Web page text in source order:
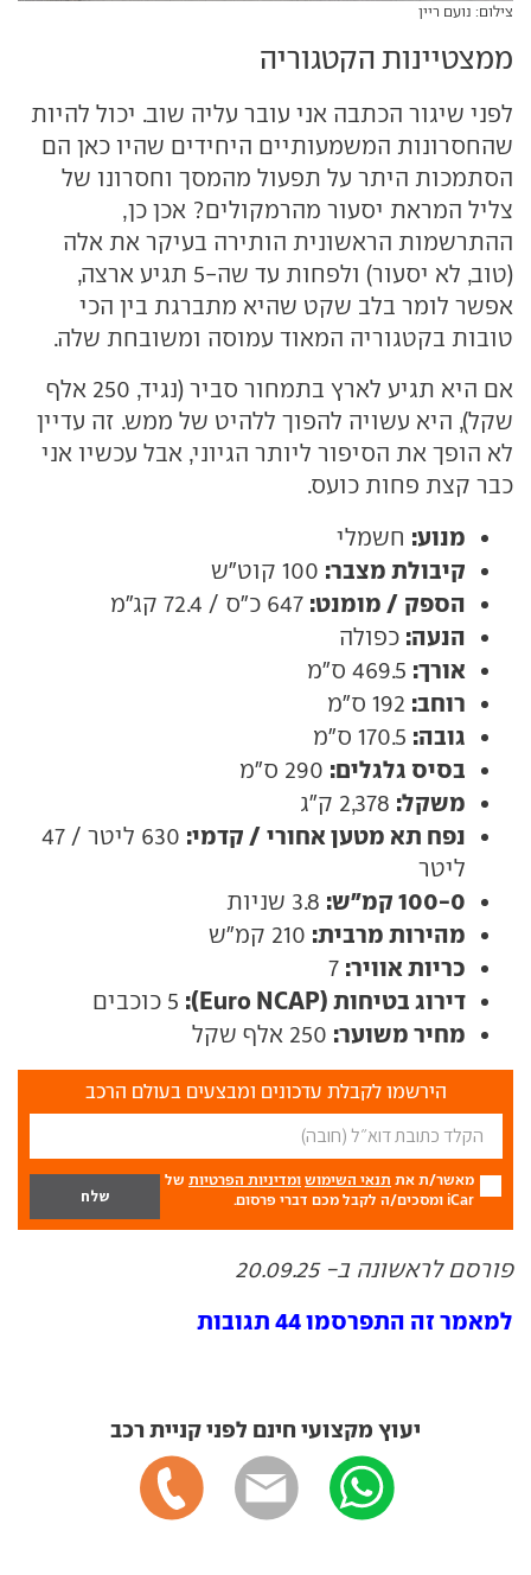
צילום: נועם ריין
ממצטיינות הקטגוריה
לפני שיגור הכתבה אני עובר עליה שוב. יכול להיות
שהחסרונות המשמעותיים היחידים שהיו כאן הם
הסתמכות היתר על תפעול מהמסך וחסרונו של
צליל המראת יסעור מהרמקולים? אכן כן,
ההתרשמות הראשונית הותירה בעיקר את אלה
(טוב, לא יסעור) ולפחות עד שה-5 תגיע ארצה,
אפשר לומר בלב שקט שהיא מתברגת בין הכי
טובות בקטגוריה המאוד עמוסה ומשובחת שלה.
אם היא תגיע לארץ בתמחור סביר (נגיד, 250 אלף
שקל), היא עשויה להפוך ללהיט של ממש. זה עדיין
לא הופך את הסיפור ליותר הגיוני, אבל עכשיו אני
כבר קצת פחות כועס.
מנוע: חשמלי
קיבולת מצבר:
הספק / מומנט:
הנעה: כפולה
אורך:
רוחב:
גובה:
בסיס גלגלים:
משקל:
נפח תא מטען אחורי / קדמי:
630 ליטר / 47
ליטר
100-0 קמ"ש:
מהירות מרבית:
כריות אוויר:
דירוג בטיחות (Euro NCAP):
מחיר משוער:
הירשמו לקבלת עדכונים ומבצעים בעולם הרכב
מאשר/ת את תנאי השימוש ומדיניות הפרטיות של
iCar ומסכים/ה לקבל מכם דברי פרסום.
פורסם לראשונה ב- 20.09.25
למאמר זה התפרסמו 44 תגובות
יעוץ מקצועי חינם לפני קניית רכב